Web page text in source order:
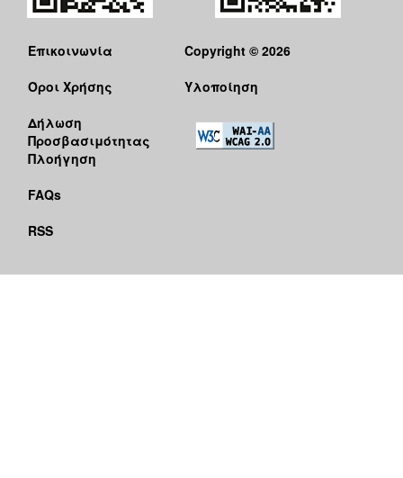
Επικοινωνία
Όροι Χρήσης
Δήλωση
Προσβασιμότητας
Πλοήγηση
FAQs
RSS
Copyright © 2026
Υλοποίηση